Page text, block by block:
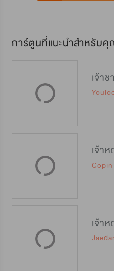
การ์ตูนที่แนะนำสำหรับ
เจ้า
เจ้า
เจ้า